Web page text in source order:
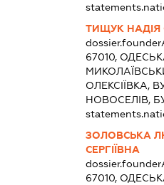
ТИЩУК НАДІЯ
67010,
ОЛЕКСІЇВКА,
НОВОСЕЛІВ,
ЗОЛОВСЬКА
СЕРГІЇВНА
67010,